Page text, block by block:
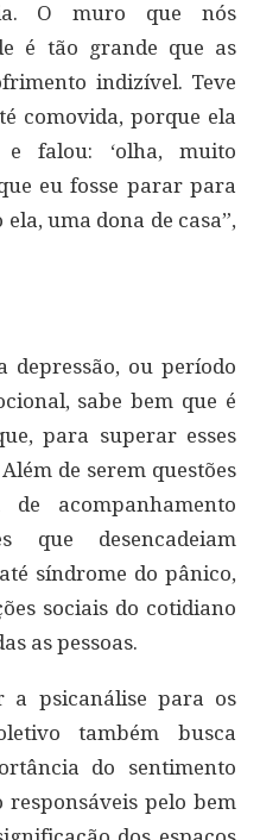
O muro que nós
é tão grande que as
indizível. Teve
comovida, porque ela
falou: ‘olha, muito
eu fosse parar para
uma dona de casa”,
depressão, ou período
sabe bem que é
para superar esses
de serem questões
acompanhamento
que desencadeiam
síndrome do pânico,
sociais do cotidiano
as pessoas.
a psicanálise para os
também busca
do sentimento
responsáveis pelo bem